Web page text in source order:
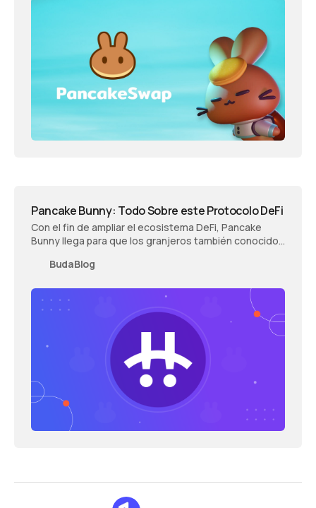
Pancake Bunny: Todo Sobre este Protocolo DeFi
Con el fin de ampliar el ecosistema DeFi, Pancake
Bunny llega para que los granjeros también conocidos
de agricultura de rendimiento.
BudaBlog